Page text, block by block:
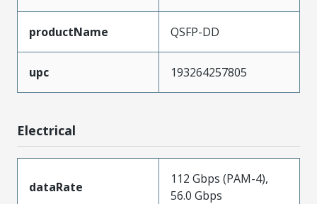
productName QSFP-DD
upc 193264257805
Electrical
dataRate
112 Gbps (PAM-4),
56.0 Gbps